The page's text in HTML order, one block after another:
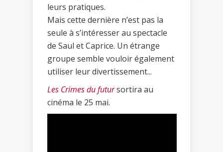
leurs pratiques.
Mais cette dernière n’est pas la
seule à s’intéresser au spectacle
de Saul et Caprice. Un étrange
groupe semble vouloir également
utiliser leur divertissement...
Les Crimes du futursortira au
cinéma le 25 mai.